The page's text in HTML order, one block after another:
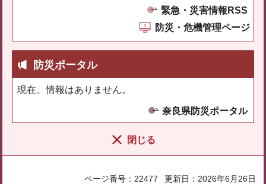
緊急・災害情報RSS
防災・危機管理ページ
防災ポータル
現在、情報はありません。
奈良県防災ポータル
閉じる
ページ番号：22477 更新日：2026年6月26日